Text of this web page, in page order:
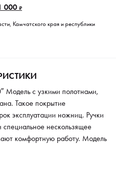
000 ₽
Камчатского края и республики
Модель с узкими полотнами,
Такое покрытие
эксплуатации ножниц. Ручки
нескользящее
комфортную работу. Модель
сплава,
год интенсивной работы.